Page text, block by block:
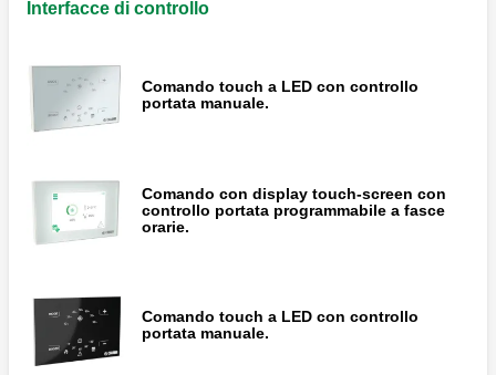
con recuperatore di calore entalpico ad
Unità di ventilazione meccanica per
installazione universale, a parete o soffitto,
Interfacce di controllo
Comando touch a LED con controllo
portata manuale.
Comando con display touch-screen con
controllo portata programmabile a fasce
orarie.
Comando touch a LED con controllo
portata manuale.